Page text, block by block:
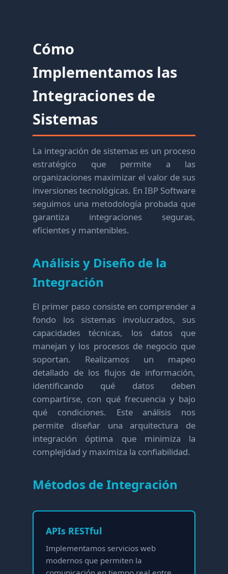
Cómo
Implementamos las
Integraciones de
Sistemas
La integración de sistemas es un proceso
estratégico que permite a las
organizaciones maximizar el valor de sus
inversiones tecnológicas. En IBP Software
seguimos una metodología probada que
garantiza integraciones seguras,
eficientes y mantenibles.
Análisis y Diseño de la
Integración
El primer paso consiste en comprender a
fondo los sistemas involucrados, sus
capacidades técnicas, los datos que
manejan y los procesos de negocio que
soportan. Realizamos un mapeo
detallado de los flujos de información,
identificando qué datos deben
compartirse, con qué frecuencia y bajo
qué condiciones. Este análisis nos
permite diseñar una arquitectura de
integración óptima que minimiza la
complejidad y maximiza la confiabilidad.
Métodos de Integración
APIs RESTful
Implementamos servicios web
modernos que permiten la